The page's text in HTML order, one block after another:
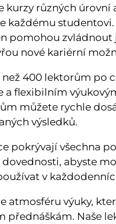
kurzy různých úrovní
každému studentovi.
pomohou zvládnout
nové kariérní
než 400 lektorům po
a flexibilním
můžete rychle
výsledků.
pokrývají všechna
abyste
v
atmosféru výuky,
přednáškám. Naše